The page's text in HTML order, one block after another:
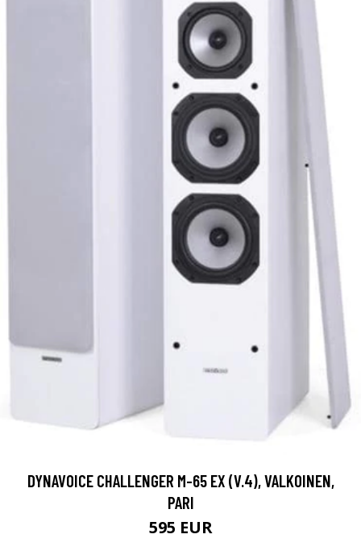
DYNAVOICE CHALLENGER M-65 EX (V.4), VALKOINEN,
PARI
595 EUR